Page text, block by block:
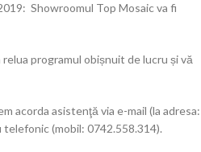
Showroomul Top Mosaic va fi
programul obișnuit de lucru și vă
acorda asistenţă via e-mail (la adresa:
telefonic (mobil: 0742.558.314).